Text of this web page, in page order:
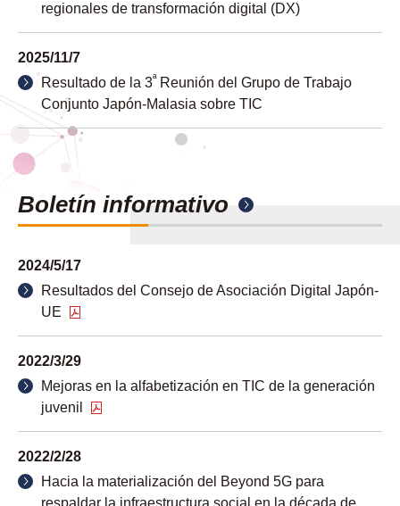
regionales de transformación digital (DX)
2025/11/7
Resultado de la 3ªReunión del Grupo de Trabajo
Conjunto Japón-Malasia sobre TIC
Boletín informativo
2024/5/17
Resultados del Consejo de Asociación Digital Japón-
UE
2022/3/29
Mejoras en la alfabetización en TIC de la generación
juvenil
2022/2/28
Hacia la materialización del Beyond 5G para
respaldar la infraestructura social en la década de